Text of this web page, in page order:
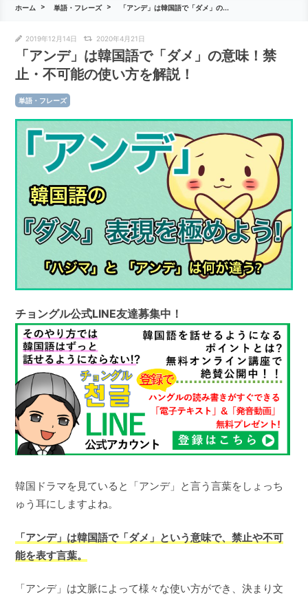
ホーム 単語・フレーズ 「アンデ」は韓国語で「ダメ」の...
2019年12月14日 2020年4月21日
「アンデ」は韓国語で「ダメ」の意味！禁
止・不可能の使い方を解説！
単語・フレーズ
チョングル公式LINE友達募集中！
韓国ドラマを見ていると「アンデ」と言う言葉をしょっち
ゅう耳にしますよね。
「アンデ」は韓国語で「ダメ」という意味で、禁止や不可
能を表す言葉。
「アンデ」は文脈によって様々な使い方ができ、決まり文